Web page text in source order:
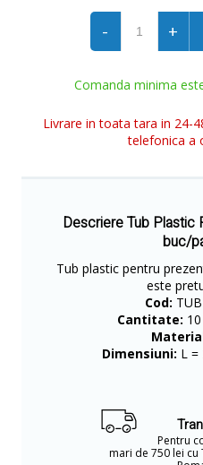
- +
Comanda minima
Livrare in toata tara in 24-
telefonica a
Descriere Tub Plastic
buc/
Tub plastic pentru
este
Cod:
Cantitate:
Dimensiuni: L =
Pentru
mari de 750 lei cu